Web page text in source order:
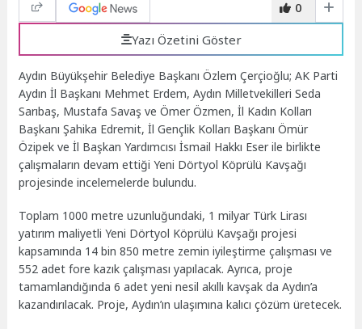
0
Yazı Özetini Göster
Aydın Büyükşehir Belediye Başkanı Özlem Çerçioğlu; AK Parti
Aydın İl Başkanı Mehmet Erdem, Aydın Milletvekilleri Seda
Sarıbaş, Mustafa Savaş ve Ömer Özmen, İl Kadın Kolları
Başkanı Şahika Edremit, İl Gençlik Kolları Başkanı Ömür
Özipek ve İl Başkan Yardımcısı İsmail Hakkı Eser ile birlikte
çalışmaların devam ettiği Yeni Dörtyol Köprülü Kavşağı
projesinde incelemelerde bulundu.
Toplam 1000 metre uzunluğundaki, 1 milyar Türk Lirası
yatırım maliyetli Yeni Dörtyol Köprülü Kavşağı projesi
kapsamında 14 bin 850 metre zemin iyileştirme çalışması ve
552 adet fore kazık çalışması yapılacak. Ayrıca, proje
tamamlandığında 6 adet yeni nesil akıllı kavşak da Aydın’a
kazandırılacak. Proje, Aydın’ın ulaşımına kalıcı çözüm üretecek.